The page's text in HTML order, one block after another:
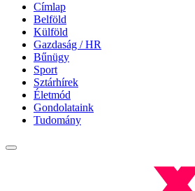
Címlap
Belföld
Külföld
Gazdaság / HR
Bűnügy
Sport
Sztárhírek
Életmód
Gondolataink
Tudomány